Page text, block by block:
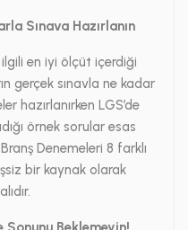
Sınava Hazırlanın
ilgili en iyi ölçüt içerdiği
gerçek sınavla ne kadar
hazırlanırken LGS’de
örnek sorular esas
Denemeleri 8 farklı
bir kaynak olarak